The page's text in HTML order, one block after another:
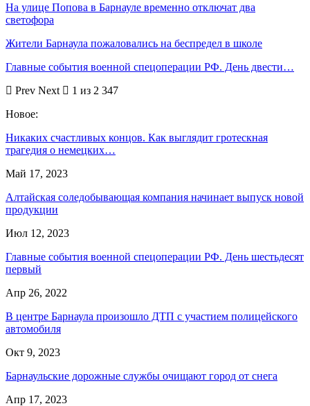
На улице Попова в Барнауле временно отключат два
светофора
Жители Барнаула пожаловались на беспредел в школе
Главные события военной спецоперации РФ. День двести…
Prev Next
1 из 2 347
Новое:
Никаких счастливых концов. Как выглядит гротескная
трагедия о немецких…
Май 17, 2023
Алтайская соледобывающая компания начинает выпуск новой
продукции
Июл 12, 2023
Главные события военной спецоперации РФ. День шестьдесят
первый
Апр 26, 2022
В центре Барнаула произошло ДТП с участием полицейского
автомобиля
Окт 9, 2023
Барнаульские дорожные службы очищают город от снега
Апр 17, 2023